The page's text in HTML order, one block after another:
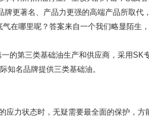
牌更著名、产品力更强的高端产品所取代
在哪里呢？答案来自一个我们略显陌生
的第三类基础油生产和供应商，采用SK
知名品牌提供三类基础油。
力状态时，无疑需要最全面的保护，方